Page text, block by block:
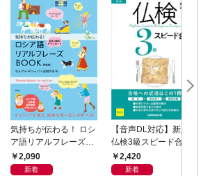
気持ちが伝わる！ ロシ
ア語リアルフレーズB
OOK〈新装版〉
2,090
新着
【音声DL対応】新版
仏検3級スピード合格
2,420
新着